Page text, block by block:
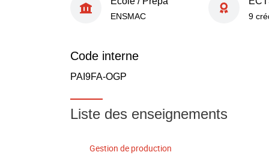
ENSMAC 9
Code interne
PAI9FA-OGP
Liste des enseignements
Gestion de production